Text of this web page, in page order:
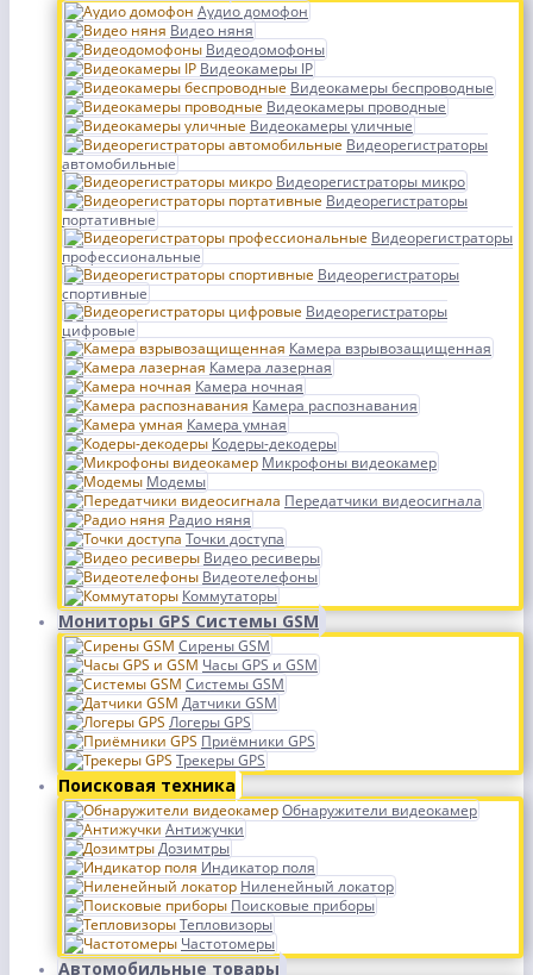
Аудио домофон
Видео няня
Видеодомофоны
Видеокамеры IP
Видеокамеры беспроводные
Видеокамеры проводные
Видеокамеры уличные
Видеорегистраторы
автомобильные
Видеорегистраторы микро
Видеорегистраторы
портативные
Видеорегистраторы
профессиональные
Видеорегистраторы
спортивные
Видеорегистраторы
цифровые
Камера взрывозащищенная
Камера лазерная
Камера ночная
Камера распознавания
Камера умная
Кодеры-декодеры
Микрофоны видеокамер
Модемы
Передатчики видеосигнала
Радио няня
Точки доступа
Видео ресиверы
Видеотелефоны
Коммутаторы
Мониторы GPS Системы GSM
Сирены GSM
Часы GPS и GSM
Системы GSM
Датчики GSM
Логеры GPS
Приёмники GPS
Трекеры GPS
Поисковая техника
Обнаружители видеокамер
Антижучки
Дозимтры
Индикатор поля
Ниленейный локатор
Поисковые приборы
Тепловизоры
Частотомеры
Автомобильные товары